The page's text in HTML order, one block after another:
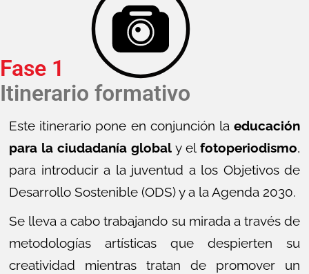
Fase 1
Itinerario formativo
Este itinerario pone en conjunción la educación
para la ciudadanía global y el fotoperiodismo,
para introducir a la juventud a los Objetivos de
Desarrollo Sostenible (ODS) y a la Agenda 2030.
Se lleva a cabo trabajando su mirada a través de
metodologías artísticas que despierten su
creatividad mientras tratan de promover un